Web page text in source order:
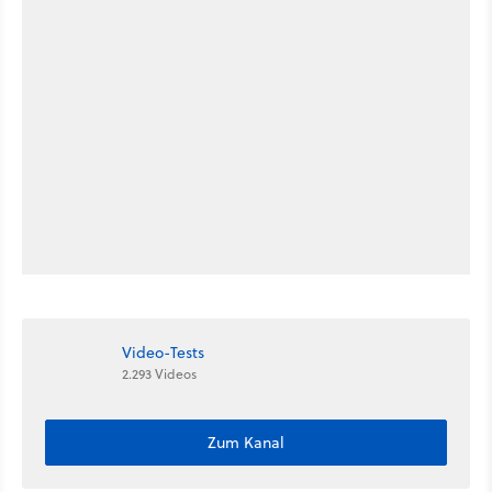
Video-Tests
2.293 Videos
Zum Kanal